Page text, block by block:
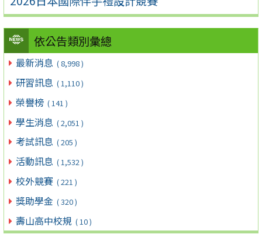
依公告類別彙總
最新消息 ( 8,998 )
研習訊息 ( 1,110 )
榮譽榜 ( 141 )
學生消息 ( 2,051 )
考試訊息 ( 205 )
活動訊息 ( 1,532 )
校外競賽 ( 221 )
獎助學金 ( 320 )
壽山高中校規 ( 10 )